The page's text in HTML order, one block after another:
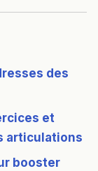
des
et
articulations
booster